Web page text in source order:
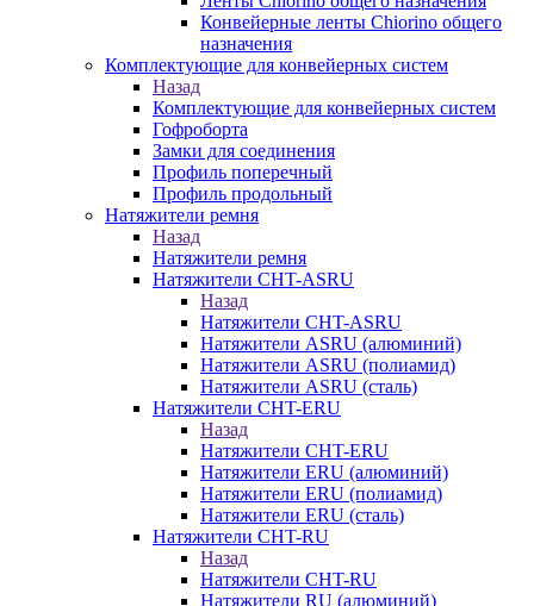
Конвейерные ленты Chiorino общего
назначения
Комплектующие для конвейерных систем
Назад
Комплектующие для конвейерных систем
Гофроборта
Замки для соединения
Профиль поперечный
Профиль продольный
Натяжители ремня
Назад
Натяжители ремня
Натяжители CHT-ASRU
Назад
Натяжители CHT-ASRU
Натяжители ASRU (алюминий)
Натяжители ASRU (полиамид)
Натяжители ASRU (сталь)
Натяжители CHT-ERU
Назад
Натяжители CHT-ERU
Натяжители ERU (алюминий)
Натяжители ERU (полиамид)
Натяжители ERU (сталь)
Натяжители CHT-RU
Назад
Натяжители CHT-RU
Натяжители RU (алюминий)